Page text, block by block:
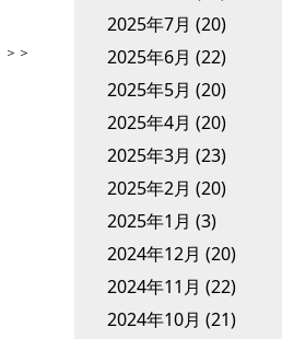
＞＞
2025年7月 (20)
2025年6月 (22)
2025年5月 (20)
2025年4月 (20)
2025年3月 (23)
2025年2月 (20)
2025年1月 (3)
2024年12月 (20)
2024年11月 (22)
2024年10月 (21)